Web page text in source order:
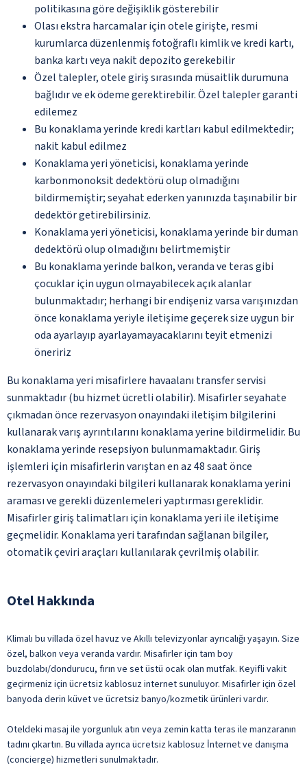
politikasına göre değişiklik gösterebilir
Olası ekstra harcamalar için otele girişte, resmi
kurumlarca düzenlenmiş fotoğraflı kimlik ve kredi kartı,
banka kartı veya nakit depozito gerekebilir
Özel talepler, otele giriş sırasında müsaitlik durumuna
bağlıdır ve ek ödeme gerektirebilir. Özel talepler garanti
edilemez
Bu konaklama yerinde kredi kartları kabul edilmektedir;
nakit kabul edilmez
Konaklama yeri yöneticisi, konaklama yerinde
karbonmonoksit dedektörü olup olmadığını
bildirmemiştir; seyahat ederken yanınızda taşınabilir bir
dedektör getirebilirsiniz.
Konaklama yeri yöneticisi, konaklama yerinde bir duman
dedektörü olup olmadığını belirtmemiştir
Bu konaklama yerinde balkon, veranda ve teras gibi
çocuklar için uygun olmayabilecek açık alanlar
bulunmaktadır; herhangi bir endişeniz varsa varışınızdan
önce konaklama yeriyle iletişime geçerek size uygun bir
oda ayarlayıp ayarlayamayacaklarını teyit etmenizi
öneririz
Bu konaklama yeri misafirlere havaalanı transfer servisi
sunmaktadır (bu hizmet ücretli olabilir). Misafirler seyahate
çıkmadan önce rezervasyon onayındaki iletişim bilgilerini
kullanarak varış ayrıntılarını konaklama yerine bildirmelidir. Bu
konaklama yerinde resepsiyon bulunmamaktadır. Giriş
işlemleri için misafirlerin varıştan en az 48 saat önce
rezervasyon onayındaki bilgileri kullanarak konaklama yerini
araması ve gerekli düzenlemeleri yaptırması gereklidir.
Misafirler giriş talimatları için konaklama yeri ile iletişime
geçmelidir. Konaklama yeri tarafından sağlanan bilgiler,
otomatik çeviri araçları kullanılarak çevrilmiş olabilir.
Otel Hakkında
Klimalı bu villada özel havuz ve Akıllı televizyonlar ayrıcalığı yaşayın. Size
özel, balkon veya veranda vardır. Misafirler için tam boy
buzdolabı/dondurucu, fırın ve set üstü ocak olan mutfak. Keyifli vakit
geçirmeniz için ücretsiz kablosuz internet sunuluyor. Misafirler için özel
banyoda derin küvet ve ücretsiz banyo/kozmetik ürünleri vardır.
Oteldeki masaj ile yorgunluk atın veya zemin katta teras ile manzaranın
tadını çıkartın. Bu villada ayrıca ücretsiz kablosuz İnternet ve danışma
(concierge) hizmetleri sunulmaktadır.